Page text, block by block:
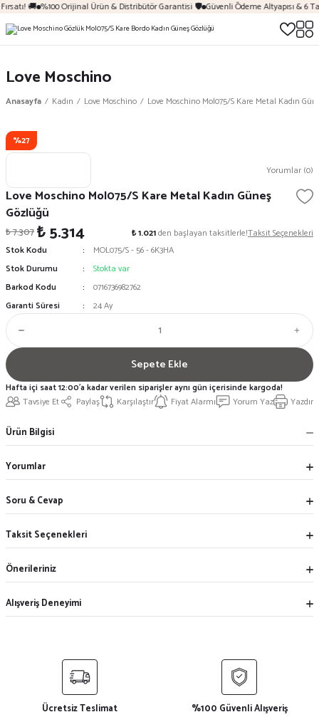
🚚 %100 Orijinal Ürün & Distribütör Garantisi 🛡️ Güvenli Ödeme Altyapısı & 6
Love Moschino
Anasayfa Kadın Love Moschino Love Moschino Mol075/S Kare Metal Kadın
%27
Yorumlar (0)
Love Moschino Mol075/S Kare Metal Kadın Güneş
Gözlüğü
₺ 7.307₺ 5.314 ₺ 1.021den başlayan taksitlerle!Taksit Seçenekleri
Stok Kodu
MOL075/S - 56 - 6K3HA
Stok Durumu
Stokta var
Barkod Kodu
0716736982762
Garanti Süresi
24 Ay
Sepete Ekle
Tavsiye Et Paylaş Karşılaştır Fiyat Alarmı Yorum Yaz Yazdır
Hafta içi saat 12:00'a kadar verilen siparişler aynı gün içerisinde kargoda!
Ürün Bilgisi
Yorumlar
Soru & Cevap
Taksit Seçenekleri
Önerileriniz
Alışveriş Deneyimi
Ücretsiz Teslimat %100 Güvenli Alışveriş